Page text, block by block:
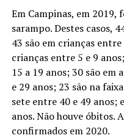
Em Campinas, em 2019,
sarampo. Destes casos,
43 são em crianças
crianças entre 5 e 9
15 a 19 anos; 30 são
e 29 anos; 23 são na
sete entre 40 e 49 anos;
anos. Não houve óbitos.
confirmados em 2020.